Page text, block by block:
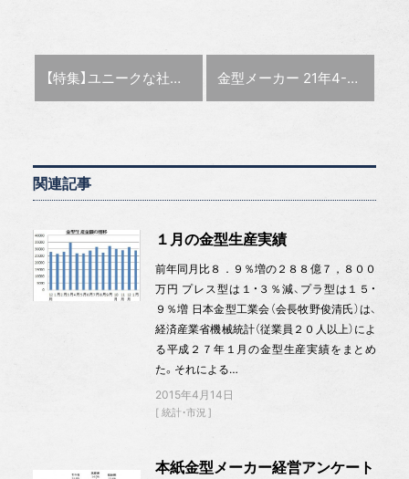
前の記事 :
【特集】ユニークな社内制度 次の記事 :
金型メーカー 21年4-9月期決算
関連記事
１月の金型生産実績
前年同月比８．９％増の２８８億７，８００
万円 プレス型は１・３％減、プラ型は１５・
９％増 日本金型工業会（会長牧野俊清氏）は、
経済産業省機械統計（従業員２０人以上）によ
る平成２７年１月の金型生産実績をまとめ
た。それによる…
2015年4月14日
統計・市況
本紙金型メーカー経営アンケート